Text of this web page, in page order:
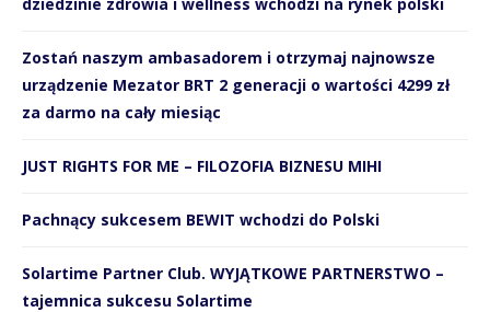
Zostań naszym ambasadorem i otrzymaj najnowsze
urządzenie Mezator BRT 2 generacji o wartości 4299 zł
za darmo na cały miesiąc
JUST RIGHTS FOR ME – FILOZOFIA BIZNESU MIHI
Pachnący sukcesem BEWIT wchodzi do Polski
Solartime Partner Club. WYJĄTKOWE PARTNERSTWO –
tajemnica sukcesu Solartime